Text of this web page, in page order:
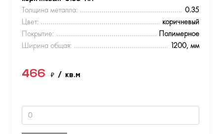
Толщина металла:
0.35
Цвет:
коричневый
Покрытие:
Полимерное
Ширина общая:
1200, мм
466 ₽ / кв.м